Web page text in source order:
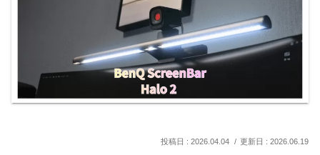
2026.04.04 2026.06.19